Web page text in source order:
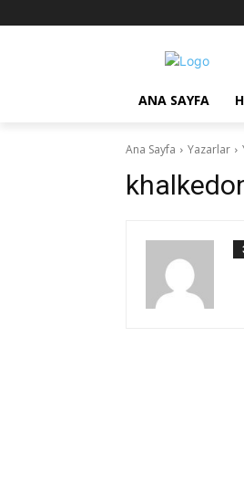
ANA SAYFA
Ana Sayfa Yazarlar